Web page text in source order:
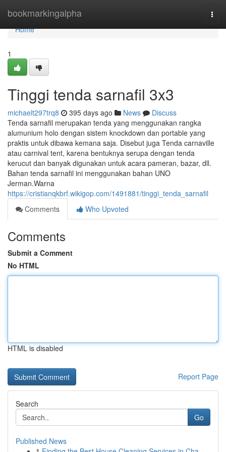
bookmarkingalpha
Home
Home
1
Tinggi tenda sarnafil 3x3
michaelt297trq8 395 days ago News
Discuss
Tenda sarnafil merupakan tenda yang menggunakan rangka
alumunium holo dengan sistem knockdown dan portable yang
praktis untuk dibawa kemana saja. Disebut juga Tenda carnaville
atau carnival tent, karena bentuknya serupa dengan tenda
kerucut dan banyak digunakan untuk acara pameran, bazar, dll.
Bahan tenda sarnafil ini menggunakan bahan UNO
Jerman.Warna
https://cristianqkbrf.wikigop.com/1491881/tinggi_tenda_sarnafil
Comments
Who Upvoted
Comments
Submit a Comment
No HTML
HTML is disabled
Report Page
Search
Go
Published News